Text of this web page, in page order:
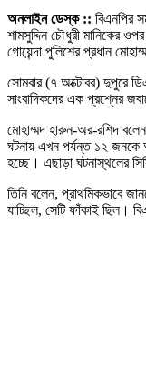
অনলাইন ডেস্ক :: বিএনপির
শামসুদ্দিন চৌধুরী মানিকের
গোয়েন্দা পুলিশের প্রধান
সোমবার (৭ অক্টোবর) দুপুরে
সাংবাদিকদের এক প্রশ্নের
মোহাম্মদ হারুন-অর-রশিদ
ঘটনায় এখন পর্যন্ত ১২ জনকে
হচ্ছে। এছাড়া ঘটনাস্থলের
তিনি বলেন, প্রাথমিকভাবে
যাচ্ছিল, সেটি ফাঁকাই ছিল।